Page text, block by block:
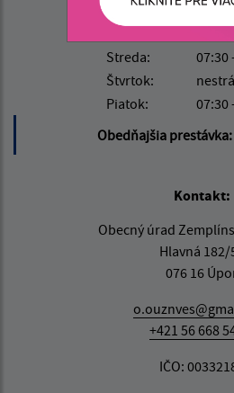
Pondelok:
07:30
Streda:
07:30
Štvrtok:
Piatok:
07:30
Obedňajšia prestávka:
Kontakt:
Obecný úrad
Hlavná 182/
076 16
+421 56 668
IČO: